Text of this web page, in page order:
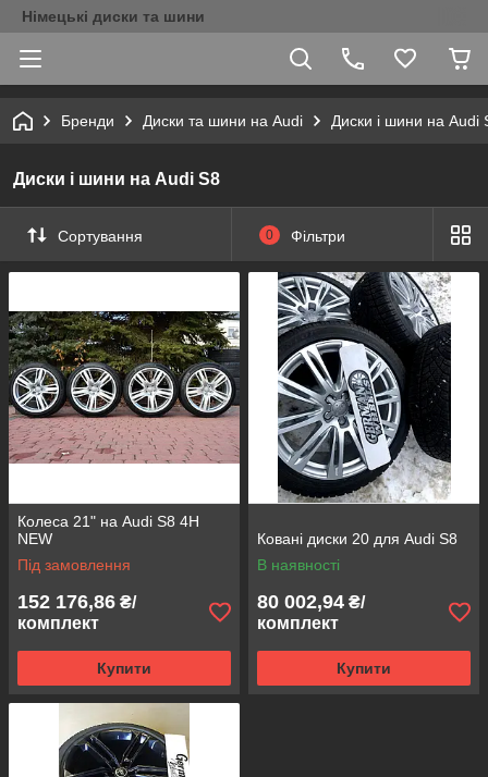
Німецькі диски та шини
Бренди Диски та шини на Audi Диски і шини на Audi
Диски і шини на Audi S8
Сортування 0 Фільтри
Колеса 21" на Audi S8 4H
NEW
Під замовлення
152 176,86 ₴/
комплект
Купити
Ковані диски 20 для Audi S8
В наявності
80 002,94 ₴/
комплект
Купити